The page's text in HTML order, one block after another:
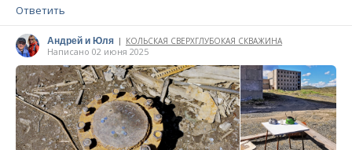
Ответить
Андрей и Юля | КОЛЬСКАЯ СВЕРХГЛУБОКАЯ СКВАЖИНА
Написано 02 июня 2025